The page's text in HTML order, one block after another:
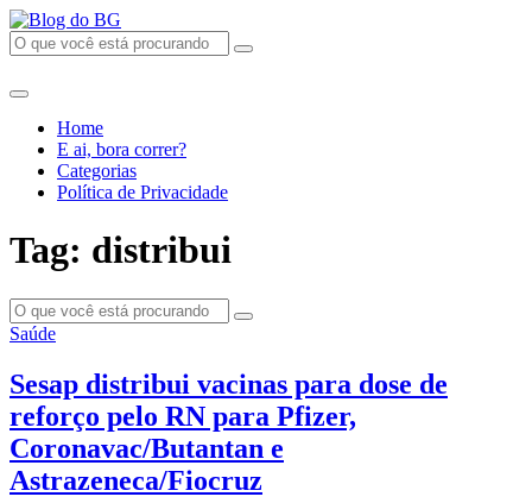
Home
E ai, bora correr?
Categorias
Política de Privacidade
Tag: distribui
Saúde
Sesap distribui vacinas para dose de
reforço pelo RN para Pfizer,
Coronavac/Butantan e
Astrazeneca/Fiocruz